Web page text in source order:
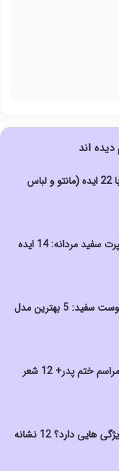
اند
تزیین لباس مشکی ساده با 22 ایده (مانتو و لباس
لباس مجلسی با کفش اسپرت سفید مردانه: 14 ایده
رنگ پیراهن مردانه برای پوست سفید: 5 بهترین مدل
24 بهترین متن سخنرانی مراسم ختم پدر+ 12 شعر
رابطه زناشویی سالم چه ویژگی هایی دارد؟ 12 نشانه